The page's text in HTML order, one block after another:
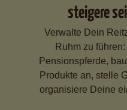
steigere
Verwalte Dein
Ruhm zu
Pensionspferde,
Produkte an, stelle
organisiere Deine